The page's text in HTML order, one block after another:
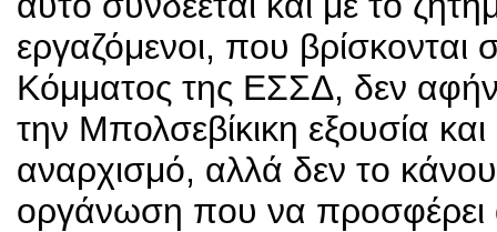
εργαζόμενοι, που βρίσκονται
Κόμματος της ΕΣΣΔ, δεν
την Μπολσεβίκικη εξουσία
αναρχισμό, αλλά δεν το
οργάνωση που να προσφέρει